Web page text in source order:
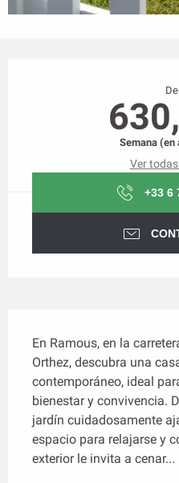
Semana (en
Ver
+33 6
En Ramous, en la
Orthez, descubra una
contemporáneo, ideal
bienestar y convivencia.
jardín cuidadosamente
espacio para relajarse y
exterior le invita a cenar...